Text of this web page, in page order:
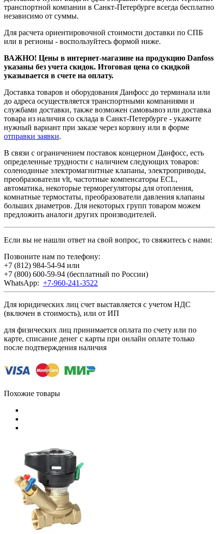
транспортной компании в Санкт-Петербурге всегда бесплатно
независимо от суммы.
Для расчета ориентировочной стоимости доставки по СПБ
или в регионы - воспользуйтесь формой ниже.
ВАЖНО! Цены в интернет-магазине на продукцию Danfoss
указаны без учета скидок. Итоговая цена со скидкой
указывается в счете на оплату.
Доставка товаров и оборудования Данфосс до терминала или
до адреса осуществляется транспортными компаниями и
службами доставки, также возможен самовывоз или доставка
товара из наличия со склада в Санкт-Петербурге - укажите
нужный вариант при заказе через корзину или в форме
отправки заявки.
В связи с ограничением поставок концерном Данфосс, есть
определенные трудности с наличием следующих товаров:
соленодиные электромагнитные клапаны, электроприводы,
преобразователи vlt, частотные компенсаторы ECL,
автоматика, некоторые терморегуляторы для отопления,
комнатные термостаты, преобразователи давления клапаны
больших диаметров. Для некоторых групп товаром можем
предложить аналоги других производителей.
Если вы не нашли ответ на свой вопрос, то свяжитесь с нами:
Позвоните нам по телефону:
+7 (812) 984-54-94 или
+7 (800) 600-59-94 (бесплатный по России)
WhatsApp: +7-960-241-3522
Для юридических лиц счет выставляется с учетом НДС
(включен в стоимость), или от ИП
для физических лиц принимается оплата по счету или по
карте, списание денег с карты при онлайн оплате только
после подтверждения наличия
Похожие товары